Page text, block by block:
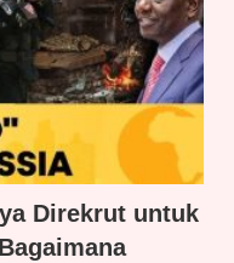
Direkrut untuk